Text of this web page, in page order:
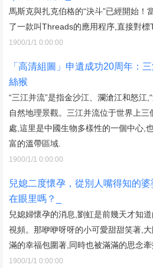
馬斯克與扎克伯格的“決斗”已經開始！
了一款叫Threads的應用程序,直接對標
1900/1/1 0:00:00
「高清組圖」申遺成功20周年：
絲猴
“三江并流”是指金沙江、瀾滄江和怒江
自然地理景觀。三江并流位于世界上
處,這里是中國生物多樣性的一個中心,
富的溫帶區域.
1900/1/1 0:00:00
兒媳二度懷孕，從別人嘴得知的
在眼里嗎？_
兒媳婦懷孕的消息,劉虹是前幾天才知
視頻。那咿咿呀呀的小可愛甜甜笑著,
滿的幸福包圍著,同時也被滿滿的思念牽
1900/1/1 0:00:00